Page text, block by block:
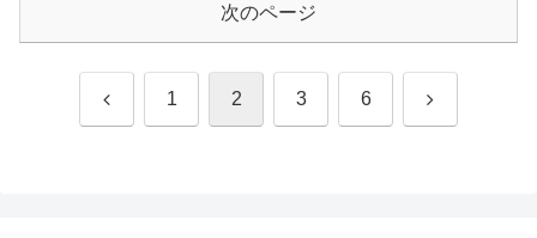
次のページ
前 1 2 3 6 次